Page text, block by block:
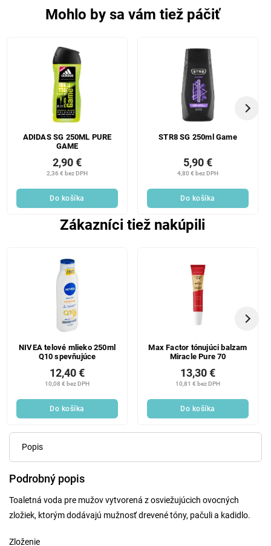
Mohlo by sa vám tiež páčiť
ADIDAS SG 250ML PURE
GAME
2,36 € bez DPH
2,90 €
Do košíka
STR8 SG 250ml Game
4,80 € bez DPH
5,90 €
Do košíka
Zákazníci tiež nakúpili
NIVEA telové mlieko 250ml
Q10 spevňujúce
10,08 € bez DPH
12,40 €
Do košíka
Max Factor tónujúci balzam
Miracle Pure 70
10,81 € bez DPH
13,30 €
Do košíka
Popis
Podrobný popis
Toaletná voda pre mužov vytvorená z osviežujúcich ovocných
zložiek, ktorým dodávajú mužnosť drevené tóny, pačuli a kadidlo.
Zloženie